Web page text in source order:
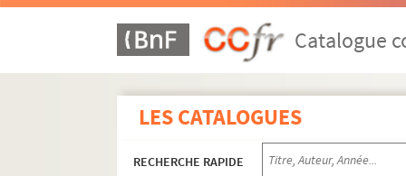
Catalogue
LES CATALOGUES
RECHERCHE RAPIDE